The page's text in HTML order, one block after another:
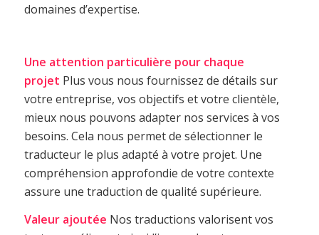
domaines d’expertise.
Une attention particulière pour chaque
projet Plus vous nous fournissez de détails sur
votre entreprise, vos objectifs et votre clientèle,
mieux nous pouvons adapter nos services à vos
besoins. Cela nous permet de sélectionner le
traducteur le plus adapté à votre projet. Une
compréhension approfondie de votre contexte
assure une traduction de qualité supérieure.
Valeur ajoutée Nos traductions valorisent vos